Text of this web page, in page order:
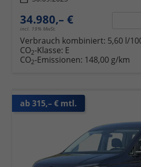
34.980,– €
incl. 19% MwSt.
Verbrauch kombiniert: 5,60 l/
CO2-Klasse: E
CO2-Emissionen: 148,00 g/km
ab 315,– € mtl.